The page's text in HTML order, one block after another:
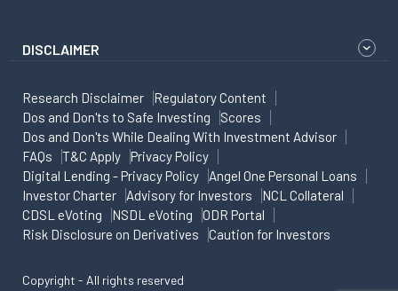
DISCLAIMER
Research Disclaimer
Regulatory Content
Dos and Don'ts to Safe Investing
Scores
Dos and Don'ts While Dealing With Investment Advisor
FAQs
T&C Apply
Privacy Policy
Digital Lending - Privacy Policy
Angel One Personal Loans
Investor Charter
Advisory for Investors
NCL Collateral
CDSL eVoting
NSDL eVoting
ODR Portal
Risk Disclosure on Derivatives
Caution for Investors
Copyright - All rights reserved